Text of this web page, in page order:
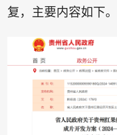
复，主要内容如下。